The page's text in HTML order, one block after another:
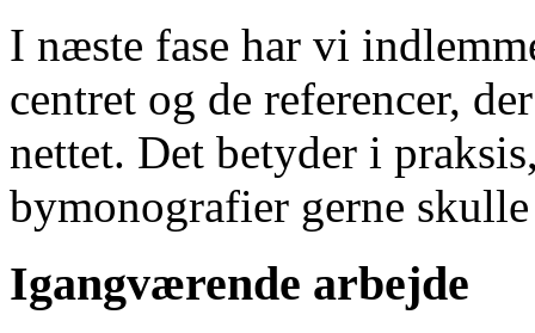
I næste fase har vi
centret og de referencer,
nettet. Det betyder i
bymonografier gerne
Igangværende arbejde